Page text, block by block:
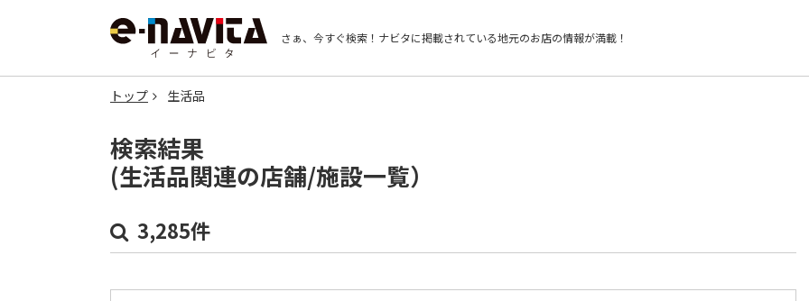
さぁ、今すぐ検索！ ナビタに掲載されている地元のお店の情報が満載！
トップ 生活品
検索結果
(生活品関連の店舗/施設一覧）
3,285件